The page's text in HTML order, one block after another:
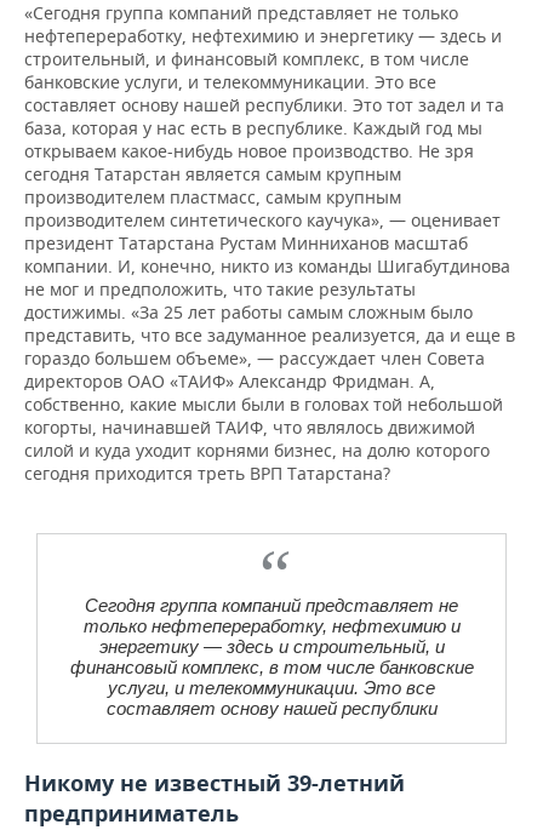
«Сегодня группа компаний представляет не только
нефтепереработку, нефтехимию и энергетику — здесь и
строительный, и финансовый комплекс, в том числе
банковские услуги, и телекоммуникации. Это все
составляет основу нашей республики. Это тот задел и та
база, которая у нас есть в республике. Каждый год мы
открываем какое-нибудь новое производство. Не зря
сегодня Татарстан является самым крупным
производителем пластмасс, самым крупным
производителем синтетического каучука», — оценивает
президент Татарстана Рустам Минниханов масштаб
компании. И, конечно, никто из команды Шигабутдинова
не мог и предположить, что такие результаты
достижимы. «За 25 лет работы самым сложным было
представить, что все задуманное реализуется, да и еще в
гораздо большем объеме», — рассуждает член Совета
директоров ОАО «ТАИФ» Александр Фридман. А,
собственно, какие мысли были в головах той небольшой
когорты, начинавшей ТАИФ, что являлось движимой
силой и куда уходит корнями бизнес, на долю которого
сегодня приходится треть ВРП Татарстана?
Сегодня группа компаний представляет не
только нефтепереработку, нефтехимию и
энергетику — здесь и строительный, и
финансовый комплекс, в том числе банковские
услуги, и телекоммуникации. Это все
составляет основу нашей республики
Никому не известный 39-летний
предприниматель